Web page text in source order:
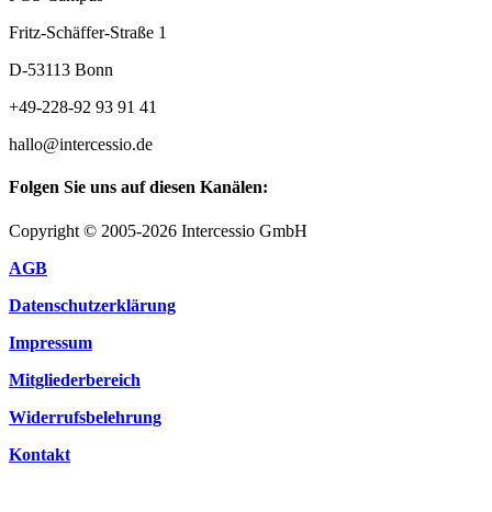
Fritz-Schäffer-Straße 1
D-53113 Bonn
+49-228-92 93 91 41
hallo@intercessio.de
Folgen Sie uns auf diesen Kanälen:
Copyright © 2005-2026 Intercessio GmbH
AGB
Datenschutzerklärung
Impressum
Mitgliederbereich
Widerrufsbelehrung
Kontakt